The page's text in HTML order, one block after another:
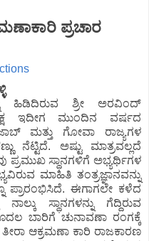
ಪ್ರಚಾರ
ಹಿಡಿದಿರುವ ಶ್ರೀ ಅರವಿಂದ್
ಇದೀಗ ಮುಂದಿನ ವರ್ಷದ
ಮತ್ತು ಗೋವಾ ರಾಜ್ಯಗಳ
ನೆಟ್ಟಿದೆ. ಅಷ್ಟು ಮಾತ್ರವಲ್ಲದೆ
ಪ್ರಮುಖ ಸ್ಥಾನಗಳಿಗೆ ಅಭ್ಯರ್ಥಿಗಳ
ಮಾಹಿತಿ ತಂತ್ರಜ್ಞಾನವನ್ನು
ಪ್ರಾರಂಭಿಸಿದೆ. ಈಗಾಗಲೇ ಕಳೆದ
ಸ್ಥಾನಗಳನ್ನು ಗೆದ್ದಿರುವ
ಬಾರಿಗೆ ಚುನಾವಣಾ ರಂಗಕ್ಕೆ
ಆಕ್ರಮಣಾ ಕಾರಿ ರಾಜಕಾರಣ